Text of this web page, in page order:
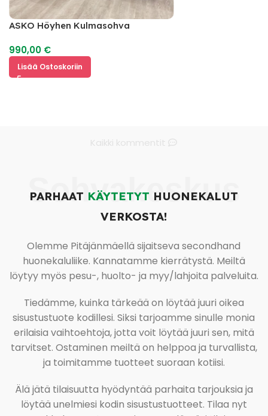
ASKO Höyhen Kulmasohva
990,00 €
Lisää Ostoskoriin
Sohvakeskus
PARHAAT KÄYTETYT HUONEKALUT
VERKOSTA!
Olemme Pitäjänmäellä sijaitseva secondhand
huonekaluliike. Kannatamme kierrätystä. Meiltä
löytyy myös pesu-, huolto- ja myy/lahjoita palveluita.
Tiedämme, kuinka tärkeää on löytää juuri oikea
sisustustuote kodillesi. Siksi tarjoamme sinulle monia
erilaisia vaihtoehtoja, jotta voit löytää juuri sen, mitä
tarvitset. Ostaminen meiltä on helppoa ja turvallista,
ja toimitamme tuotteet suoraan kotiisi.
Älä jätä tilaisuutta hyödyntää parhaita tarjouksia ja
löytää unelmiesi kodin sisustustuotteet. Tilaa nyt